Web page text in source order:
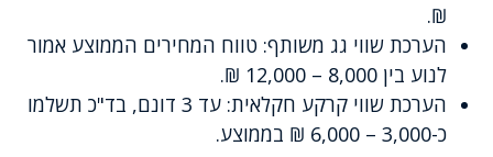
₪.
הערכת שווי גג משותף: טווח המחירים הממוצע אמור
לנוע בין 8,000 – 12,000 ₪.
הערכת שווי קרקע חקלאית: עד 3 דונם, בד"כ תשלמו
כ-3,000 – 6,000 ₪ בממוצע.